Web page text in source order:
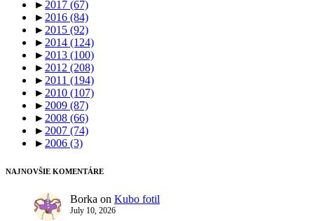
► 2017 (67)
► 2016 (84)
► 2015 (92)
► 2014 (124)
► 2013 (100)
► 2012 (208)
► 2011 (194)
► 2010 (107)
► 2009 (87)
► 2008 (66)
► 2007 (74)
► 2006 (3)
NAJNOVŠIE KOMENTÁRE
Borka on Kubo fotil
July 10, 2026